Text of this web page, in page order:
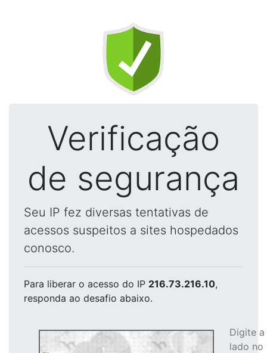
Verificação
de segurança
Seu IP fez diversas tentativas de
acessos suspeitos a sites hospedados
conosco.
Para liberar o acesso do IP 216.73.216.10,
responda ao desafio abaixo.
Digite
lado no